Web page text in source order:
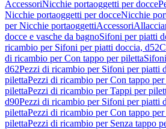
AccessoriNicchie portaoggetti per docce
Nicchie portaoggetti per docceNicchie
per Nicchie portaoggettiAccessori
docce e vasche da bagnoSifoni per piatti
ricambio per Sifoni per piatti doccia, d52
di ricambio per Con tappo per piletta
d62Pezzi di ricambio per Sifoni per piatti
pilettaPezzi di ricambio per Con tappo per
pilettaPezzi di ricambio per Tappi per
d90Pezzi di ricambio per Sifoni per piatti
pilettaPezzi di ricambio per Con tappo per
pilettaPezzi di ricambio per Senza tappo